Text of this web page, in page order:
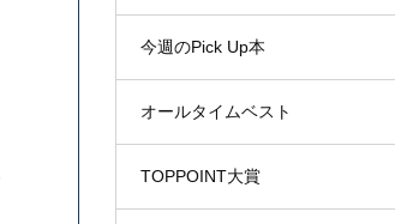
今週のPick Up本
オールタイムベスト
TOPPOINT大賞